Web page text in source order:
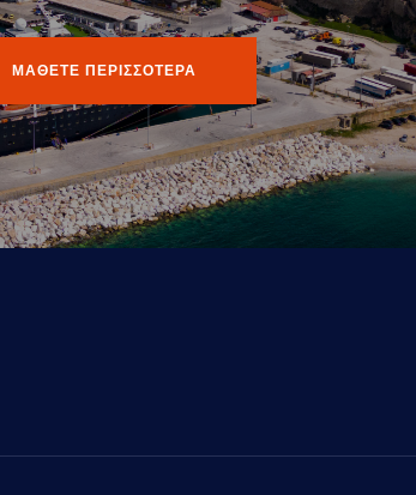
ΜΑΘΕΤΕ ΠΕΡΙΣΣΟΤΕΡΑ